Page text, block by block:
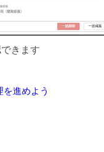
きます
進めよう